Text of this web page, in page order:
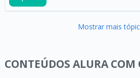
Mostrar mais
CONTEÚDOS ALURA COM